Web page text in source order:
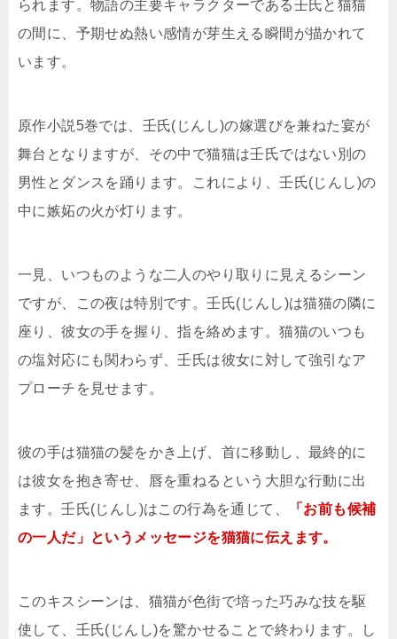
られます。物語の主要キャラクターである壬氏と猫猫
の間に、予期せぬ熱い感情が芽生える瞬間が描かれて
います。
原作小説5巻では、壬氏(じんし)の嫁選びを兼ねた宴が
舞台となりますが、その中で猫猫は壬氏ではない別の
男性とダンスを踊ります。これにより、壬氏(じんし)の
中に嫉妬の火が灯ります。
一見、いつものような二人のやり取りに見えるシーン
ですが、この夜は特別です。壬氏(じんし)は猫猫の隣に
座り、彼女の手を握り、指を絡めます。猫猫のいつも
の塩対応にも関わらず、壬氏は彼女に対して強引なア
プローチを見せます。
彼の手は猫猫の髪をかき上げ、首に移動し、最終的に
は彼女を抱き寄せ、唇を重ねるという大胆な行動に出
ます。壬氏(じんし)はこの行為を通じて、
「お前も候補
の一人だ」というメッセージを猫猫に伝えます。
このキスシーンは、猫猫が色街で培った巧みな技を駆
使して、壬氏(じんし)を驚かせることで終わります。し